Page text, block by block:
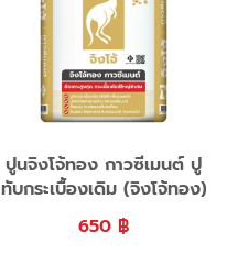
ปูนจิงโจ้ทอง กาวซีเมนต์ ปู
ทับกระเบื้องเดิม (จิงโจ้ทอง)
650 ฿